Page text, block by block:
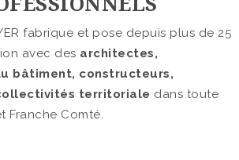
fabrique et pose depuis plus de 25
avec des architectes,
bâtiment, constructeurs,
territoriale dans toute
Franche Comté.